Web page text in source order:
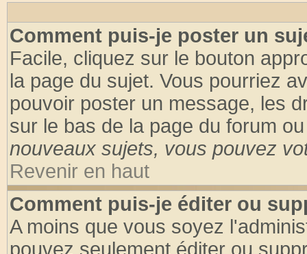
Comment puis-je poster un
Facile, cliquez sur le bouton
la page du sujet. Vous pourriez
pouvoir poster un message, les
sur le bas de la page du forum
nouveaux sujets, vous pouvez
Revenir en haut
Comment puis-je éditer ou
A moins que vous soyez
pouvez seulement éditer ou